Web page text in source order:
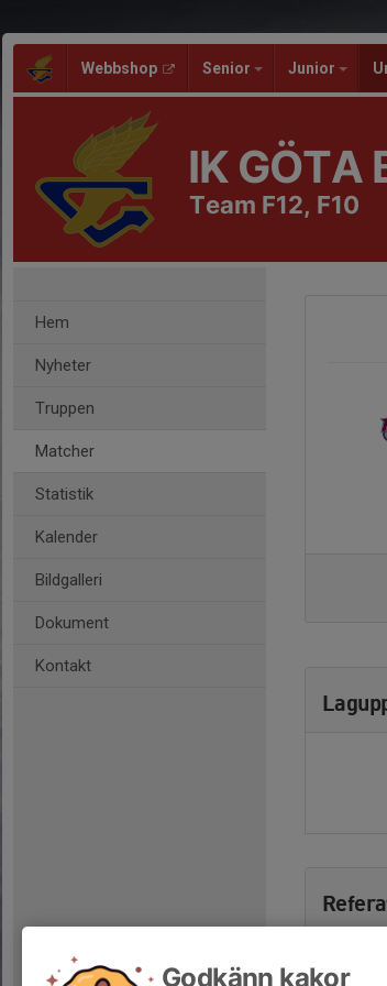
Webbshop Senior Junior
IK GÖTA
Team F12, F10
Hem
Nyheter
Truppen
Matcher
Statistik
Kalender
Bildgalleri
Dokument
Kontakt
Godkänn kakor